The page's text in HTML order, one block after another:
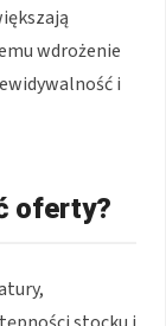
wdrożenie
i
oferty?